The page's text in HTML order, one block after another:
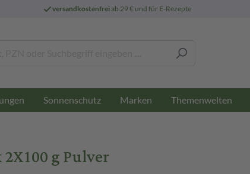
versandkostenfreiab 29 € und für E-Rezepte
Sonnenschutz Marken Themenwelten
g Pulver